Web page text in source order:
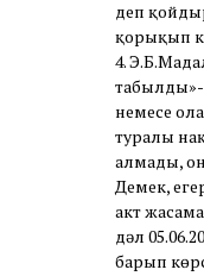
деп
қорықып
4.
немесе
туралы
алмады,
Демек,
акт
дәл
барып